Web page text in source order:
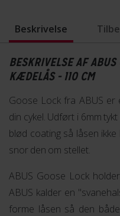
Beskrivelse
BESKRIVELSE AF
KÆDELÅS - 110 CM
Goose Lock fra ABUS er
din cykel. Udført i 6mm
blød coating så låsen
snor den om stellet.
ABUS Goose Lock
ABUS kalder en
forme låsen så den